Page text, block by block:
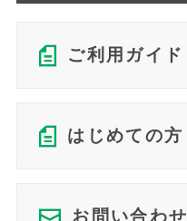
ご利用ガイド
はじめての方
お問い合わせ